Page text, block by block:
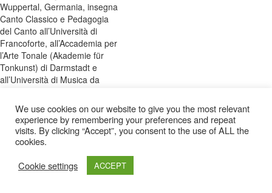
Wuppertal, Germania, insegna
Canto Classico e Pedagogia
del Canto all’Università di
Francoforte, all’Accademia per
l’Arte Tonale (Akademie für
Tonkunst) di Darmstadt e
all’Università di Musica da
We use cookies on our website to give you the most relevant
experience by remembering your preferences and repeat
visits. By clicking “Accept”, you consent to the use of ALL the
cookies.
Cookie settings
ACCEPT